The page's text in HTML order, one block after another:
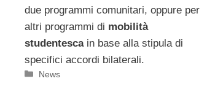
due programmi comunitari, oppure per
altri programmi di mobilità
studentescain base alla stipula di
specifici accordi bilaterali.
Categorie
News